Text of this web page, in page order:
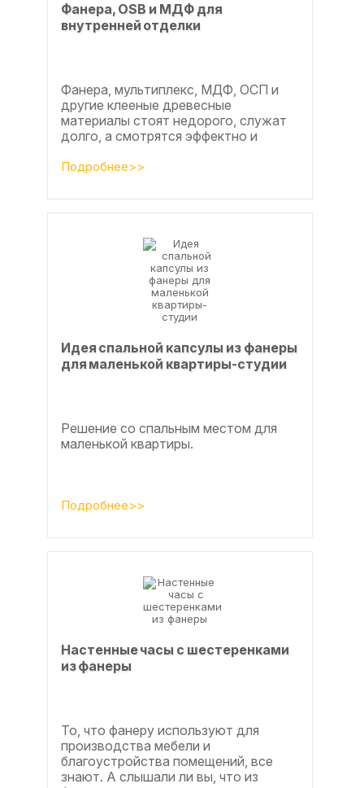
Фанера, OSB и МДФ для
внутренней отделки
Фанера, мультиплекс, МДФ, ОСП и
другие клееные древесные
материалы стоят недорого, служат
долго, а смотрятся эффектно и
Подробнее>>
Идея спальной капсулы из фанеры
для маленькой квартиры-студии
Решение со спальным местом для
маленькой квартиры.
Подробнее>>
Настенные часы с шестеренками
из фанеры
То, что фанеру используют для
производства мебели и
благоустройства помещений, все
знают. А слышали ли вы, что из